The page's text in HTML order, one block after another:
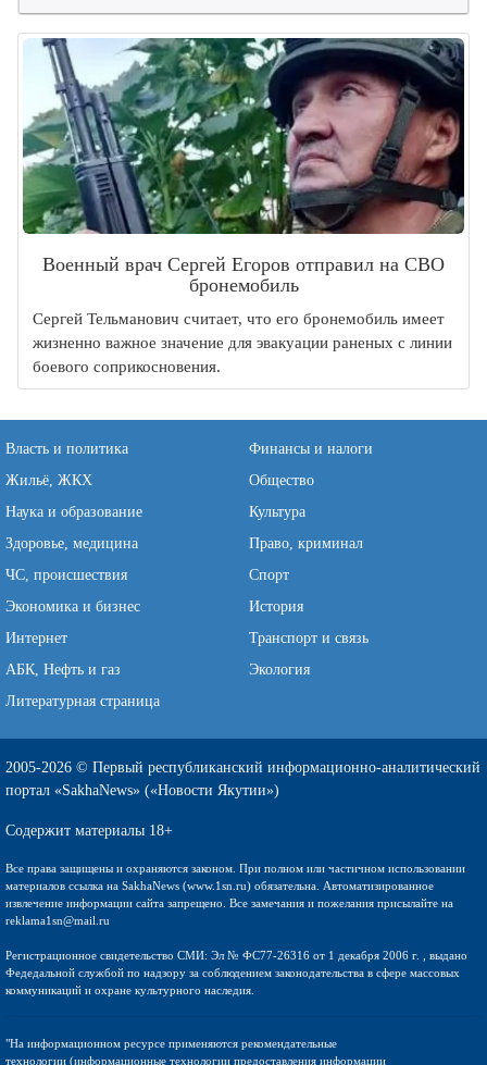
Военный врач Сергей Егоров отправил на СВО
бронемобиль
Сергей Тельманович считает, что его бронемобиль имеет
жизненно важное значение для эвакуации раненых с линии
боевого соприкосновения.
Власть и политика
Финансы и налоги
Жильё, ЖКХ
Общество
Наука и образование
Культура
Здоровье, медицина
Право, криминал
ЧС, происшествия
Спорт
Экономика и бизнес
История
Интернет
Транспорт и связь
АБК, Нефть и газ
Экология
Литературная страница
2005-2026 © Первый республиканский информационно-аналитический
портал «SakhaNews» («Новости Якутии»)
Содержит материалы 18+
Все права защищены и охраняются законом. При полном или частичном использовании
материалов ссылка на SakhaNews (www.1sn.ru) обязательна. Автоматизированное
извлечение информации сайта запрещено. Все замечания и пожелания присылайте на
reklama1sn@mail.ru
Регистрационное свидетельство СМИ: Эл № ФС77-26316 от 1 декабря 2006 г. , выдано
Федедальной службой по надзору за соблюдением законодательства в сфере массовых
коммуникаций и охране культурного наследия.
"На информационном ресурсе применяются рекомендательные
технологии (информационные технологии предоставления информации